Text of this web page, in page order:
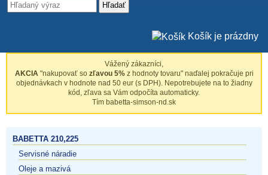
Hľadať
Košík je prázdny
Vážený zákazníci,
AKCIA"nakupovať so zľavou 5%z hodnoty tovaru" naďalej pokračuje pri
objednávkach v hodnote nad 50 eur (s DPH). Nepotrebujete na to žiadny
kód, zľava sa Vám odpočíta automaticky.
Tím babetta-simson-nd.sk
BABETTA 210,225
Servisné náradie
Oleje a mazivá